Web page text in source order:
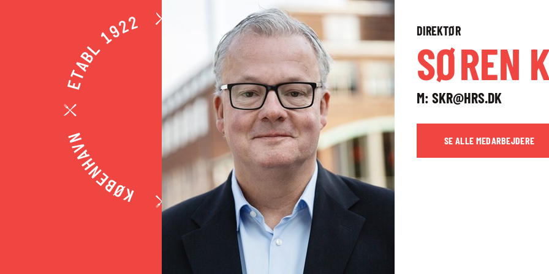
DIREKTØR
SØREN
M: SKR@HRS.DK
SE ALLE MEDARBEJDERE